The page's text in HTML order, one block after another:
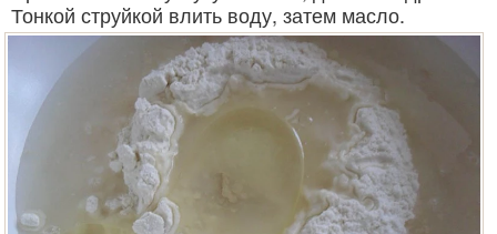
Тонкой струйкой влить воду, затем масло.